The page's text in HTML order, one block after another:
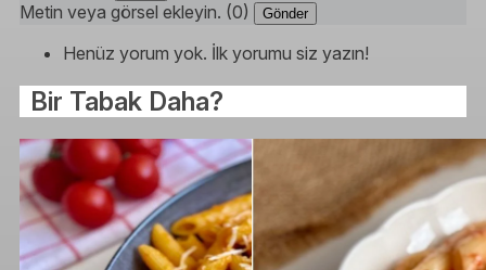
Metin veya görsel ekleyin. (0) Gönder
Henüz yorum yok. İlk yorumu siz yazın!
Bir Tabak Daha?